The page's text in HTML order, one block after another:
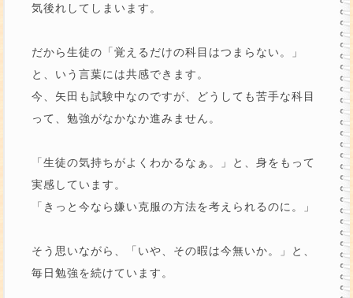
気後れしてしまいます。
だから生徒の「覚えるだけの科目はつまらない。」
と、いう言葉には共感できます。
今、矢田も試験中なのですが、どうしても苦手な科目
って、勉強がなかなか進みません。
「生徒の気持ちがよくわかるなぁ。」と、身をもって
実感しています。
「きっと今なら嫌い克服の方法を考えられるのに。」
そう思いながら、「いや、その暇は今無いか。」と、
毎日勉強を続けています。